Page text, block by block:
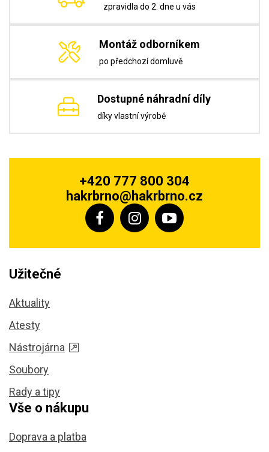
zpravidla do 2. dne u vás
Montáž odborníkem
po předchozí domluvě
Dostupné náhradní díly
díky vlastní výrobě
+420 777 800 304
hakrbrno@hakrbrno.cz
Užitečné
Aktuality
Atesty
Nástrojárna
Soubory
Rady a tipy
Vše o nákupu
Doprava a platba